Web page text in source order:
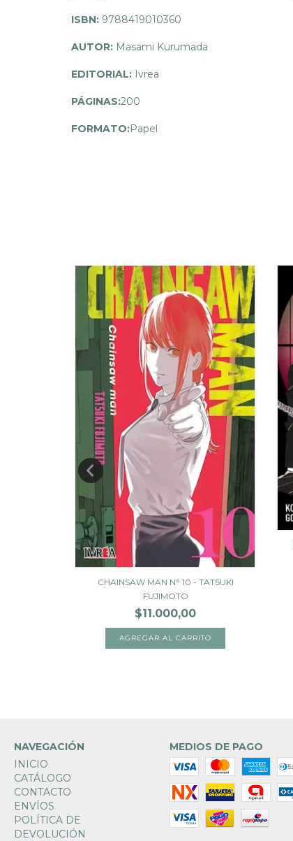
ISBN: 9788419010360
AUTOR: Masami Kurumada
EDITORIAL: Ivrea
PÁGINAS:200
FORMATO:Papel
CHAINSAW MAN N° 10 - TATSUKI
FUJIMOTO
$11.000,00
NAVEGACIÓN
INICIO
CATÁLOGO
CONTACTO
ENVÍOS
POLÍTICA DE
DEVOLUCIÓN
MEDIOS DE PAGO